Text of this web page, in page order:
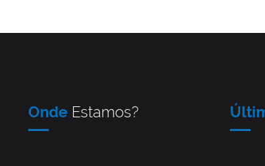
Onde Estamos?